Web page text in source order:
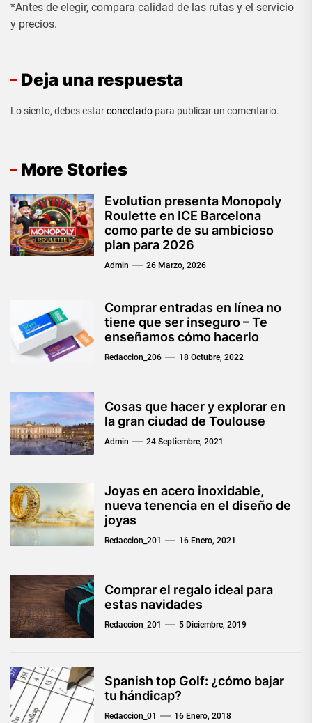
*Antes de elegir, compara calidad de las rutas y el servicio
y precios.
Deja una respuesta
Lo siento, debes estarconectado para publicar un comentario.
More Stories
Evolution presenta Monopoly
Roulette en ICE Barcelona
como parte de su ambicioso
plan para 2026
Admin 26 Marzo, 2026
Comprar entradas en línea no
tiene que ser inseguro – Te
enseñamos cómo hacerlo
Redaccion_206 18 Octubre, 2022
Cosas que hacer y explorar en
la gran ciudad de Toulouse
Admin 24 Septiembre, 2021
Joyas en acero inoxidable,
nueva tenencia en el diseño de
joyas
Redaccion_201 16 Enero, 2021
Comprar el regalo ideal para
estas navidades
Redaccion_201 5 Diciembre, 2019
Spanish top Golf: ¿cómo bajar
tu hándicap?
Redaccion_01 16 Enero, 2018